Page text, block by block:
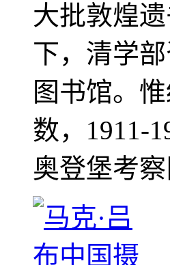
大批敦煌
下，清学
图书馆。
数，1911-
奥登堡考